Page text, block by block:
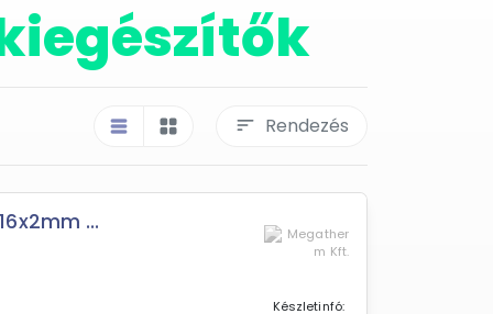
table_rows grid_view sort Rendezés
...
Készletinfó: